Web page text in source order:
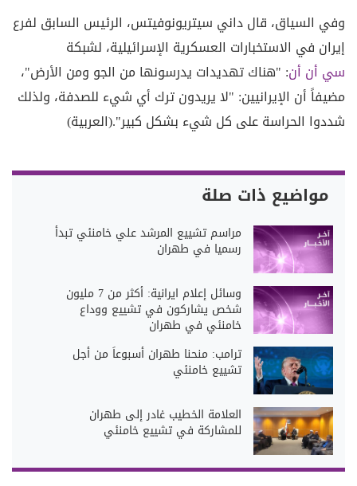
وفي السياق، قال داني سيتريونوفيتس، الرئيس السابق لفرع
إيران في الاستخبارات العسكرية الإسرائيلية، لشبكة
سي أن أن: "هناك تهديدات يدرسونها من الجو ومن الأرض"،
مضيفاً أن الإيرانيين: "لا يريدون ترك أي شيء للصدفة، ولذلك
شددوا الحراسة على كل شيء بشكل كبير".(العربية)
مواضيع ذات صلة
مراسم تشييع المرشد علي خامنئي تبدأ
رسميا في طهران
وسائل إعلام ايرانية: أكثر من 7 مليون
شخص يشاركون في تشييع ووداع
خامنئي في طهران
ترامب: منحنا طهران أسبوعاً من أجل
تشييع خامنئي
العلامة الخطيب غادر إلى طهران
للمشاركة في تشييع خامنئي